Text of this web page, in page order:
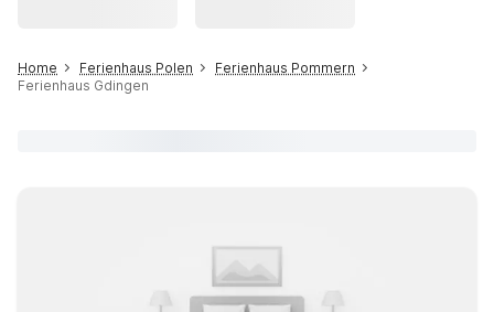
Home Ferienhaus Polen
Ferienhaus Pommern
Ferienhaus Gdingen